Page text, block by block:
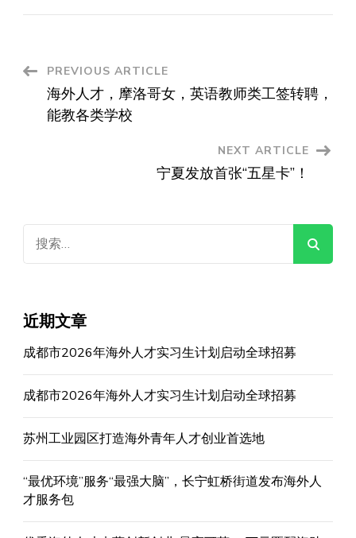
Post
Navigation
PREVIOUS ARTICLE
海外人才，摩洛哥女，英语教师类工签转聘，
能教各类学校
NEXT ARTICLE
宁夏发放首张“五星卡”！
索：
近期文章
成都市2026年海外人才实习生计划启动全球招募
成都市2026年海外人才实习生计划启动全球招募
苏州工业园区打造海外青年人才创业首选地
“最优环境”服务“最强大脑”，长宁虹桥街道发布海外人
才服务包